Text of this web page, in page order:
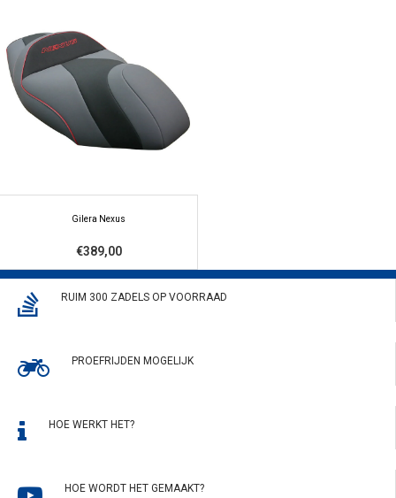
Gilera Nexus
€389,00
RUIM 300 ZADELS OP VOORRAAD
PROEFRIJDEN MOGELIJK
HOE WERKT HET?
HOE WORDT HET GEMAAKT?